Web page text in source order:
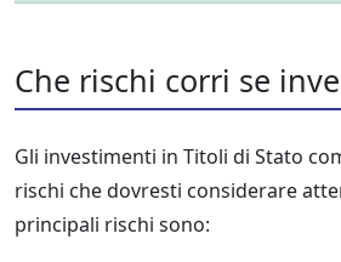
Che rischi corri se
Gli investimenti in Titoli di Stato
rischi che dovresti considerare
principali rischi sono: